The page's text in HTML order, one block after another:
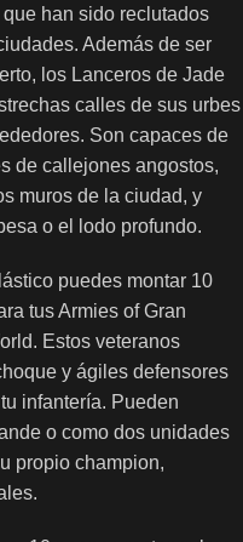
han sido reclutados
Además de ser
los Lanceros de Jade
calles de sus urbes
Son capaces de
de callejones angostos,
muros de la ciudad, y
o el lodo profundo.
puedes montar 10
tus Armies of Gran
Estos veteranos
y ágiles defensores
infantería. Pueden
o como dos unidades
propio champion,